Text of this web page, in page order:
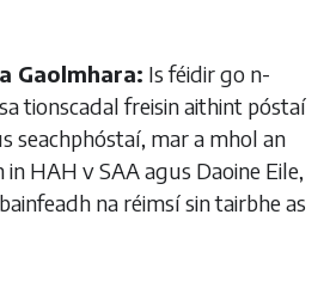
Gaolmhara: Is féidir go n-
tionscadal freisin aithint póstaí
seachphóstaí, mar a mhol an
HAH v SAA agus Daoine Eile,
na réimsí sin tairbhe as